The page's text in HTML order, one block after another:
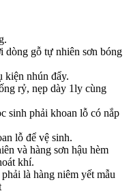
dòng gỗ tự nhiên sơn bóng
kiện nhún đẩy.
rỷ, nẹp dày 1ly cùng
sinh phải khoan lỗ có nắp
lỗ để vệ sinh.
và hàng sơn hậu hèm
khí.
là hàng niêm yết mẫu